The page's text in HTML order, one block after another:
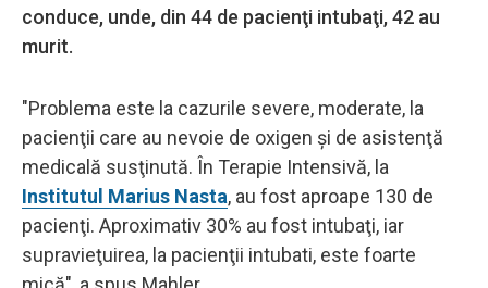
conduce, unde, din 44 de pacienţi intubaţi, 42 au
murit.
"Problema este la cazurile severe, moderate, la
pacienţii care au nevoie de oxigen şi de asistenţă
medicală susţinută. În Terapie Intensivă, la
Institutul Marius Nasta, au fost aproape 130 de
pacienţi. Aproximativ 30% au fost intubaţi, iar
supravieţuirea, la pacienţii intubati, este foarte